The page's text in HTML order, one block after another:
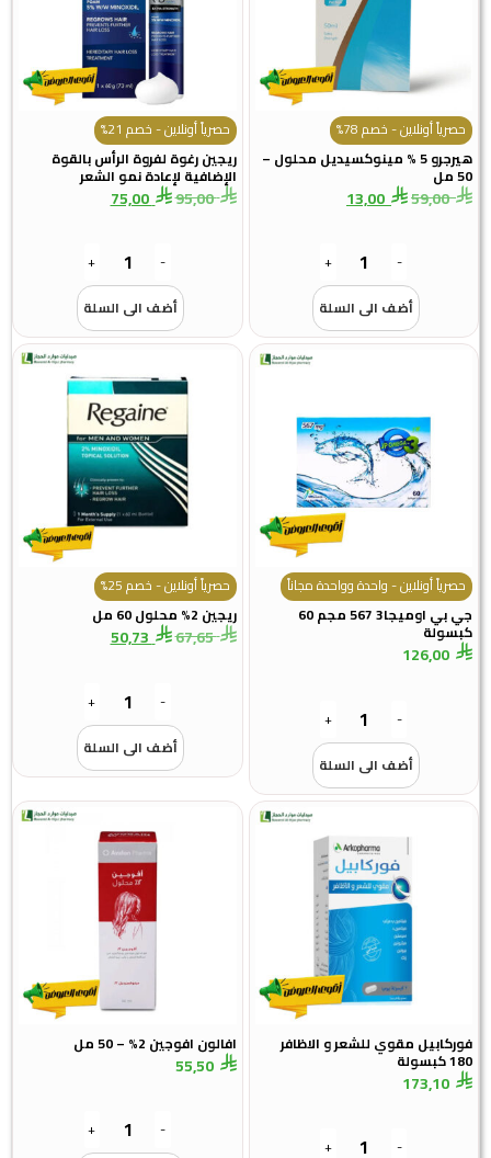
حصرياً أونلاين - خصم 78%
هيرجرو 5 % مينوكسيديل محلول –
50 مل
59,00
13,00
-
+
أضف الى السلة
حصرياً أونلاين - خصم 21%
ريجين رغوة لفروة الرأس بالقوة
الإضافية لإعادة نمو الشعر
95,00
75,00
-
+
أضف الى السلة
حصرياً أونلاين - واحدة وواحدة مجاناً
جي بي اوميجا3 567 مجم 60
كبسولة
126,00
-
+
أضف الى السلة
حصرياً أونلاين - خصم 25%
ريجين 2% محلول 60 مل
67,65
50,73
-
+
أضف الى السلة
فوركابيل مقوي للشعر و الاظافر
180 كبسولة
173,10
-
+
افالون افوجين 2% – 50 مل
55,50
-
+